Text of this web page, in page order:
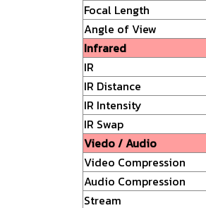
Focal Length
Angle of View
Infrared
IR
IR Distance
IR Intensity
IR Swap
Viedo / Audio
Video Compression
Audio Compression
Stream